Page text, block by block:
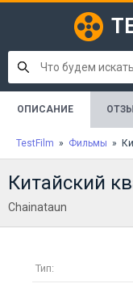
ОПИСАНИЕ
TestFilm » Фильмы »
Китайский
Chainataun
Тип: